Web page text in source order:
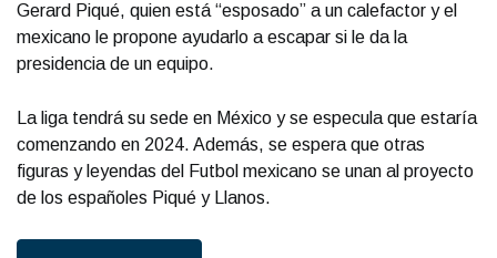
Gerard Piqué, quien está “esposado” a un calefactor y el
mexicano le propone ayudarlo a escapar si le da la
presidencia de un equipo.
La liga tendrá su sede en México y se especula que estaría
comenzando en 2024. Además, se espera que otras
figuras y leyendas del Futbol mexicano se unan al proyecto
de los españoles Piqué y Llanos.